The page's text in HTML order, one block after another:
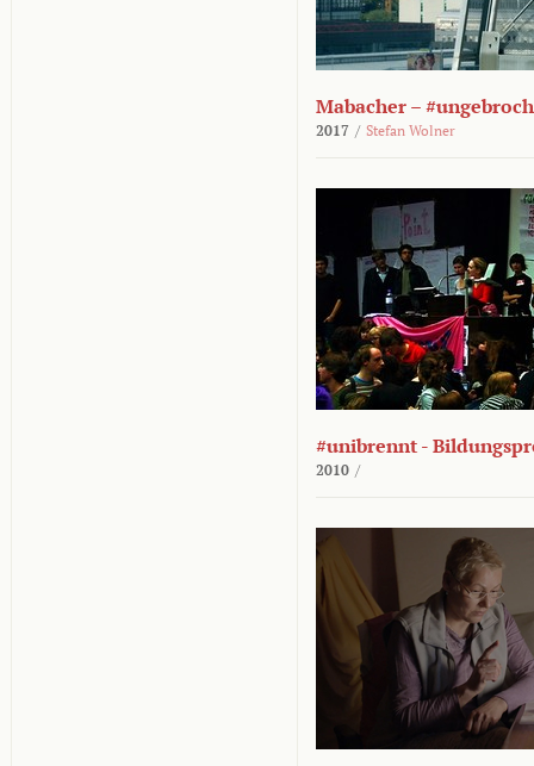
Mabacher –
2017 / Stefan Wolner
#unibrennt -
2010 /